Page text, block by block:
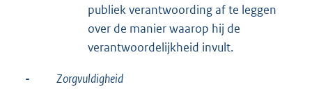
publiek verantwoording af te leggen
over de manier waarop hij de
verantwoordelijkheid invult.
- Zorgvuldigheid